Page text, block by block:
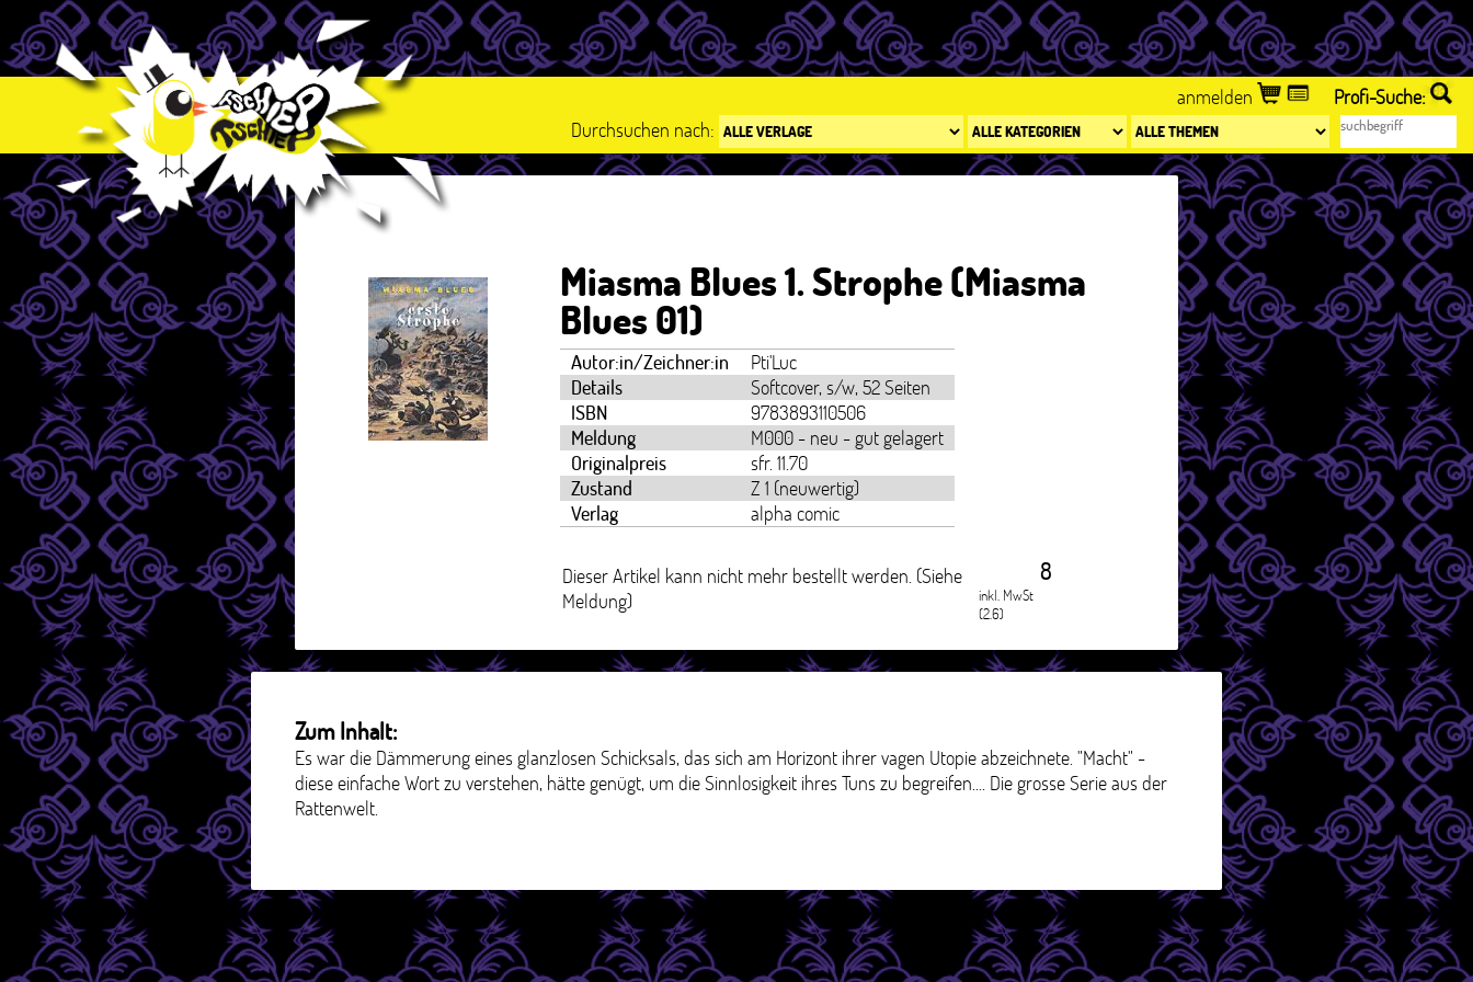
anmelden
Profi-Suche:
Durchsuchen nach:
Miasma Blues 1. Strophe (Miasma
Blues 01)
Autor:in/Zeichner:in
Pti'Luc
Details
Softcover, s/w, 52 Seiten
ISBN
9783893110506
Meldung
M000 - neu - gut gelagert
Originalpreis
sfr. 11.70
Zustand
Z 1 (neuwertig)
Verlag
alpha comic
Dieser Artikel kann nicht mehr bestellt werden. (Siehe
Meldung)
8
inkl. MwSt
(2.6)
Zum Inhalt:
Es war die Dämmerung eines glanzlosen Schicksals, das sich am Horizont ihrer vagen Utopie abzeichnete. "Macht" -
diese einfache Wort zu verstehen, hätte genügt, um die Sinnlosigkeit ihres Tuns zu begreifen.... Die grosse Serie aus der
Rattenwelt.